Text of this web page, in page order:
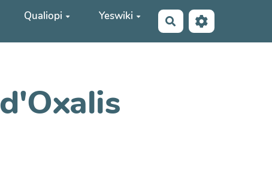
Qualiopi Yeswiki Rechercher